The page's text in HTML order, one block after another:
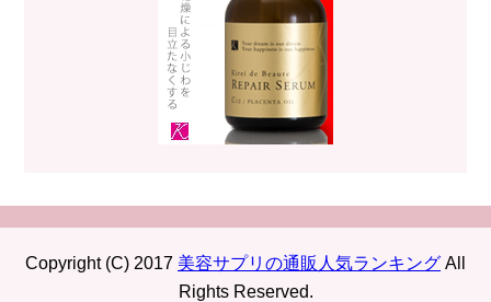
Copyright (C) 2017 美容サプリの通販人気ランキング All
Rights Reserved.